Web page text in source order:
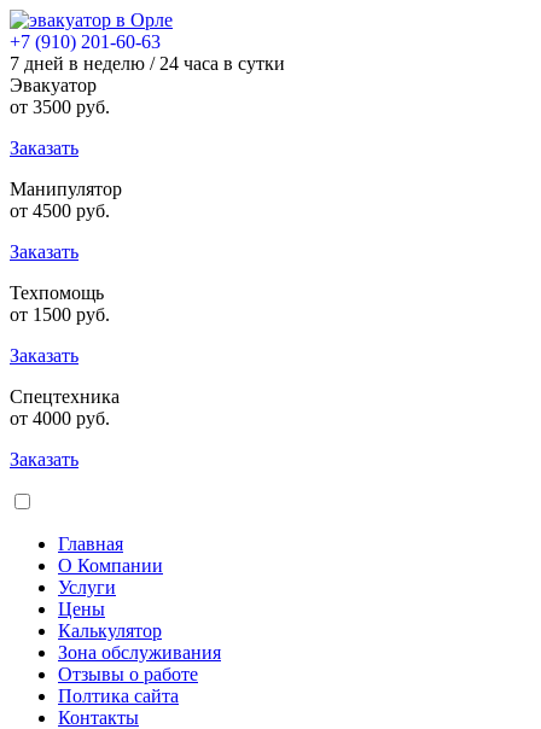
+7 (910) 201-60-63
7 дней в неделю / 24 часа в сутки
Эвакуатор
от 3500 руб.
Заказать
Манипулятор
от 4500 руб.
Заказать
Техпомощь
от 1500 руб.
Заказать
Спецтехника
от 4000 руб.
Заказать
Главная
О Компании
Услуги
Цены
Калькулятор
Зона обслуживания
Отзывы о работе
Полтика сайта
Контакты